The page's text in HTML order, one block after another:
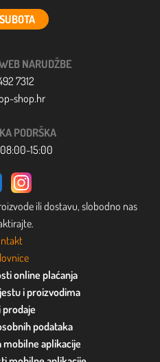
NARUDŽBE
7312
shop.hr
PODRŠKA
08:00-15:00
ili dostavu, slobodno nas
online plaćanja
i proizvodima
prodaje
podataka
aplikacije